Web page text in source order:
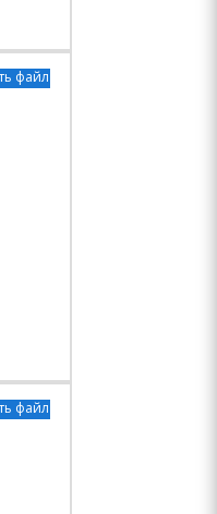
файл
файл